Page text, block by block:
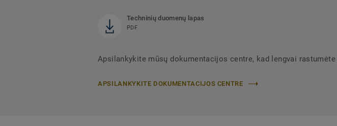
Techninių duomenų lapas
PDF
Apsilankykite mūsų dokumentacijos centre, kad lengvai
APSILANKYKITE DOKUMENTACIJOS CENTRE